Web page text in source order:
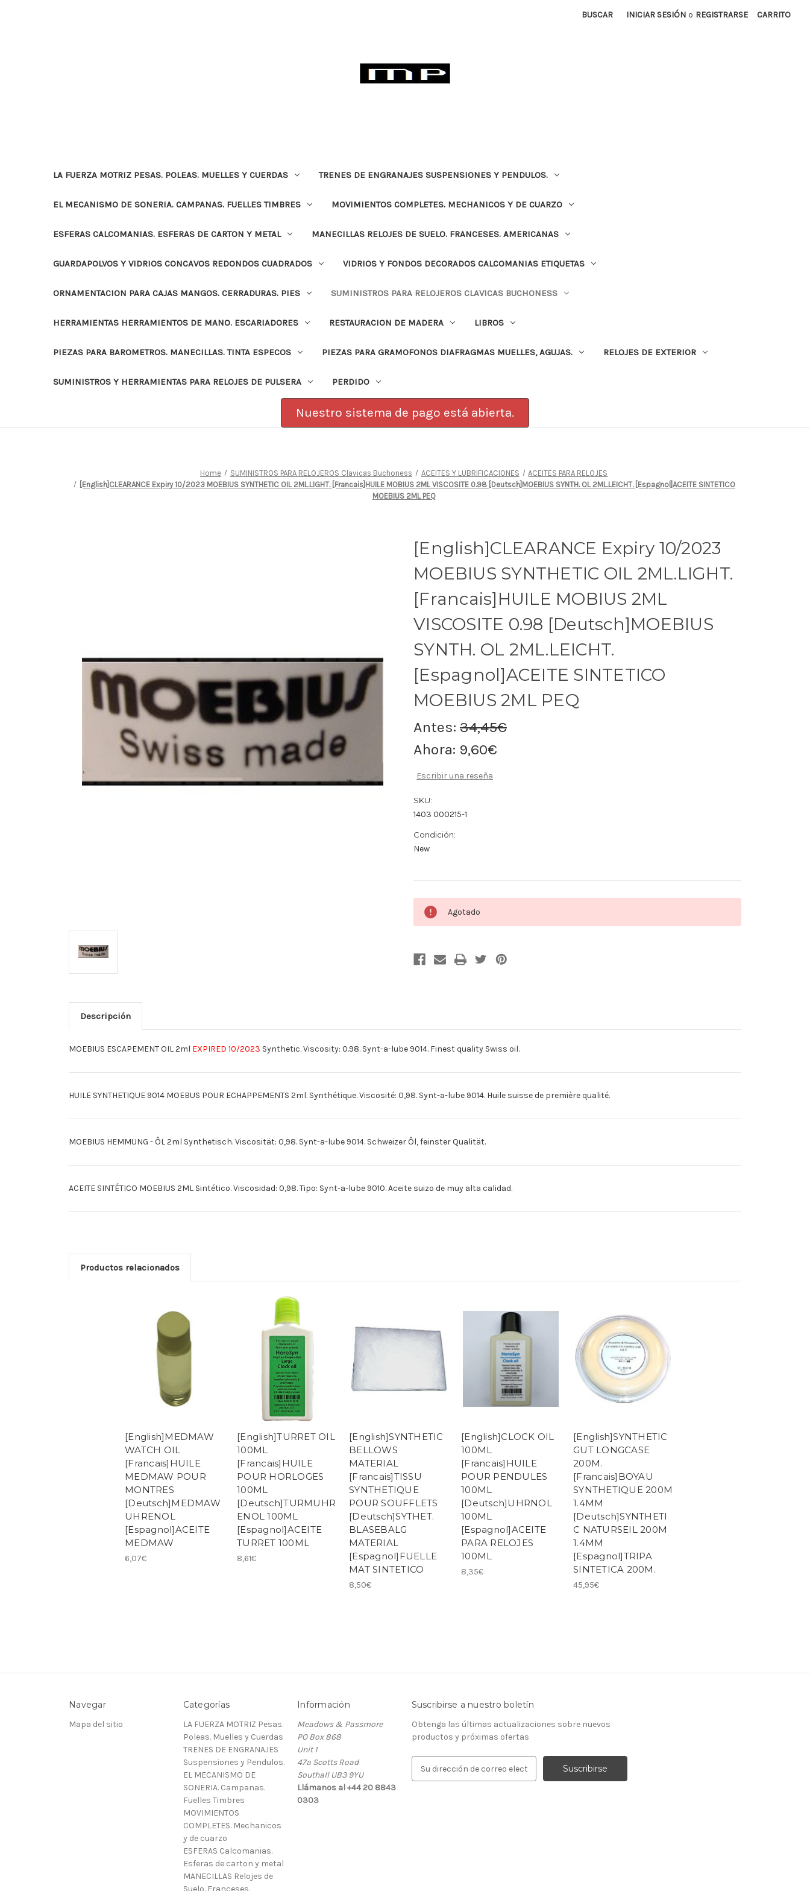
BUSCAR INICIAR SESIÓN o REGISTRARSE CARRITO
LA FUERZA MOTRIZ PESAS. POLEAS. MUELLES Y CUERDAS TRENES DE ENGRANAJES SUSPENSIONES Y PENDULOS.
EL MECANISMO DE SONERIA. CAMPANAS. FUELLES TIMBRES MOVIMIENTOS COMPLETES. MECHANICOS Y DE CUARZO
ESFERAS CALCOMANIAS. ESFERAS DE CARTON Y METAL MANECILLAS RELOJES DE SUELO. FRANCESES. AMERICANAS
GUARDAPOLVOS Y VIDRIOS CONCAVOS REDONDOS CUADRADOS VIDRIOS Y FONDOS DECORADOS CALCOMANIAS ETIQUETAS
ORNAMENTACION PARA CAJAS MANGOS. CERRADURAS. PIES SUMINISTROS PARA RELOJEROS CLAVICAS BUCHONESS
HERRAMIENTAS HERRAMIENTOS DE MANO. ESCARIADORES RESTAURACION DE MADERA LIBROS
PIEZAS PARA BAROMETROS. MANECILLAS. TINTA ESPECOS PIEZAS PARA GRAMOFONOS DIAFRAGMAS MUELLES, AGUJAS. RELOJES DE EXTERIOR
SUMINISTROS Y HERRAMIENTAS PARA RELOJES DE PULSERA PERDIDO
Nuestro sistema de pago está abierta.
Home SUMINISTROS PARA RELOJEROS Clavicas Buchoness ACEITES Y LUBRIFICACIONES
ACEITES PARA RELOJES
[English]CLEARANCE Expiry 10/2023 MOEBIUS SYNTHETIC OIL 2ML.LIGHT. [Francais]HUILE MOBIUS 2ML VISCOSITE 0.98 [Deutsch]MOEBIUS SYNTH. OL 2ML.LEICHT. [Espagnol]ACEITE SINTETICO
MOEBIUS 2ML PEQ
[English]CLEARANCE Expiry 10/2023
MOEBIUS SYNTHETIC OIL 2ML.LIGHT.
[Francais]HUILE MOBIUS 2ML
VISCOSITE 0.98 [Deutsch]MOEBIUS
SYNTH. OL 2ML.LEICHT.
[Espagnol]ACEITE SINTETICO
MOEBIUS 2ML PEQ
Antes: 34,45€
Ahora: 9,60€
Escribir una reseña
SKU:
1403 000215-1
Condición:
New
actual
de
Agotado
Descripción
MOEBIUS ESCAPEMENT OIL 2ml EXPIRED 10/2023 Synthetic. Viscosity: 0.98. Synt-a-lube 9014. Finest quality Swiss oil.
HUILE SYNTHETIQUE 9014 MOEBUS POUR ECHAPPEMENTS 2ml. Synthétique. Viscosité: 0,98. Synt-a-lube 9014. Huile suisse de première qualité.
MOEBIUS HEMMUNG - ÔL 2ml Synthetisch. Viscosität: 0,98. Synt-a-lube 9014. Schweizer Ôl, feinster Qualität.
ACEITE SINTÉTICO MOEBIUS 2ML Sintético. Viscosidad: 0,98. Tipo: Synt-a-lube 9010. Aceite suizo de muy alta calidad.
Productos relacionados
[English]MEDMAW
WATCH OIL
[Francais]HUILE
MEDMAW POUR
MONTRES
[Deutsch]MEDMAW
UHRENOL
[Espagnol]ACEITE
MEDMAW
6,07€
[English]TURRET OIL
100ML
[Francais]HUILE
POUR HORLOGES
100ML
[Deutsch]TURMUHR
ENOL 100ML
[Espagnol]ACEITE
TURRET 100ML
8,61€
[English]SYNTHETIC
BELLOWS
MATERIAL
[Francais]TISSU
SYNTHETIQUE
POUR SOUFFLETS
[Deutsch]SYTHET.
BLASEBALG
MATERIAL
[Espagnol]FUELLE
MAT SINTETICO
8,50€
[English]CLOCK OIL
100ML
[Francais]HUILE
POUR PENDULES
100ML
[Deutsch]UHRNOL
100ML
[Espagnol]ACEITE
PARA RELOJES
100ML
8,35€
[English]SYNTHETIC
GUT LONGCASE
200M.
[Francais]BOYAU
SYNTHETIQUE 200M
1.4MM
[Deutsch]SYNTHETI
C NATURSEIL 200M
1.4MM
[Espagnol]TRIPA
SINTETICA 200M.
45,95€
Navegar
Mapa del sitio
Categorías
LA FUERZA MOTRIZ Pesas.
Poleas. Muelles y Cuerdas
TRENES DE ENGRANAJES
Suspensiones y Pendulos.
EL MECANISMO DE
SONERIA. Campanas.
Fuelles Timbres
MOVIMIENTOS
COMPLETES. Mechanicos
y de cuarzo
ESFERAS Calcomanias.
Esferas de carton y metal
MANECILLAS Relojes de
Información
Meadows & Passmore
PO Box 868
Unit 1
47a Scotts Road
Southall UB3 9YU
Llámanos al +44 20 8843
0303
Suscribirse a nuestro boletín
Obtenga las últimas actualizaciones sobre nuevos
productos y próximas ofertas